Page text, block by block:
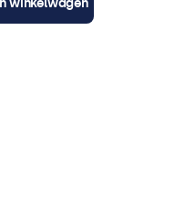
In winkelwagen